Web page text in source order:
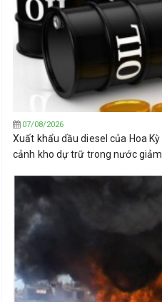
07/08/2026
Xuất khẩu dầu diesel của Hoa
cảnh kho dự trữ trong nước